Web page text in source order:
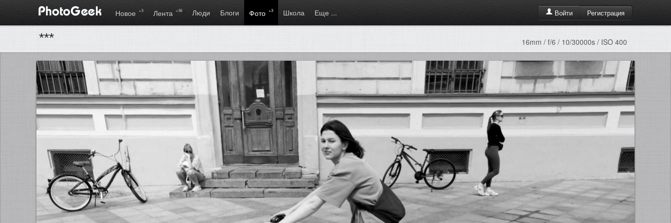
Войти Регистрация
Новое +3 Лента +36 Люди Блоги Фото +3 Школа Еще ...
*** 16mm / f/6 / 10/30000s / ISO 400